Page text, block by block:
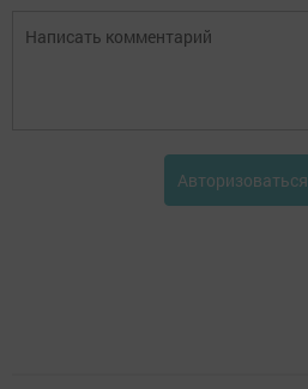
Авторизоваться